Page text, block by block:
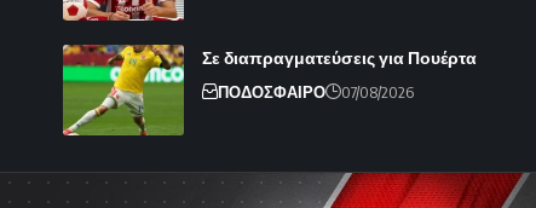
Σε διαπραγματεύσεις για Πουέρτα
ΠΟΔΟΣΦΑΙΡΟ 07/08/2026